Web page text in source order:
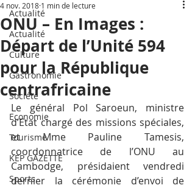
Actualité
Actualité
Culture
Gastronomie
Société
Economie
Tourisme
KEP GAZETTE
Sports
ONU – En Images :
Départ de l’Unité 594
pour la République
centrafricaine
4 nov. 2018 1 min de lecture
Le général Pol Saroeun, ministre
d’Etat chargé des missions spéciales,
et Mme Pauline Tamesis,
coordonnatrice de l’ONU au
Cambodge, présidaient vendredi
dernier la cérémonie d’envoi de